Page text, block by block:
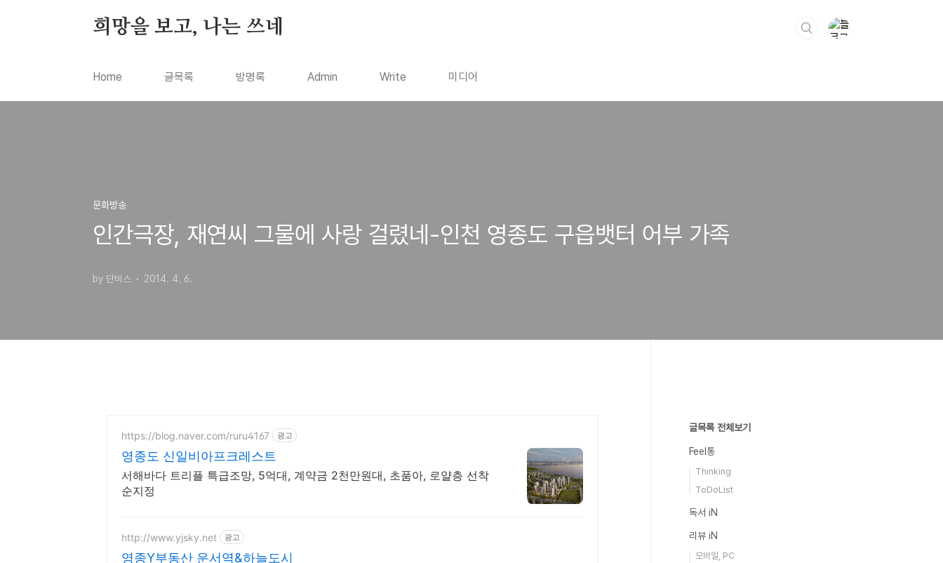
희망을 보고, 나는 쓰네
Home 글목록 방명록 Admin Write 미디어
문화방송
인간극장, 재연씨 그물에 사랑 걸렸네-인천 영종도 구읍뱃터 어부 가족
by 단비스 2014. 4. 6.
https://blog.naver.com/ruru4167 광고
영종도 신일비아프크레스트
서해바다 트리플 특급조망, 5억대, 계약금 2천만원대, 초품아, 로얄층 선착
순지정
http://www.yjsky.net 광고
영종Y부동산 운서역&하늘도시
글목록 전체보기
Feel통
Thinking
ToDoList
독서 iN
리뷰 iN
모바일, PC